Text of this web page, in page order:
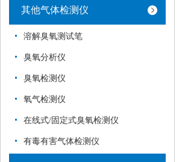
其他气体检测仪
溶解臭氧测试笔
臭氧分析仪
臭氧检测仪
氧气检测仪
在线式/固定式臭氧检测仪
有毒有害气体检测仪